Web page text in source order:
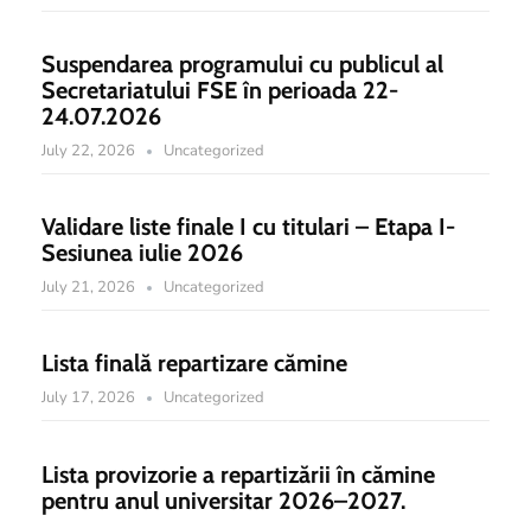
Suspendarea programului cu publicul al
Secretariatului FSE în perioada 22-
24.07.2026
July 22, 2026 Uncategorized
Validare liste finale I cu titulari – Etapa I-
Sesiunea iulie 2026
July 21, 2026 Uncategorized
Lista finală repartizare cămine
July 17, 2026 Uncategorized
Lista provizorie a repartizării în cămine
pentru anul universitar 2026–2027.